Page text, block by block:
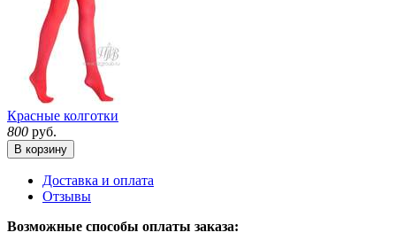
Красные колготки
800 руб.
В корзину
Доставка и оплата
Отзывы
Возможные способы оплаты заказа: